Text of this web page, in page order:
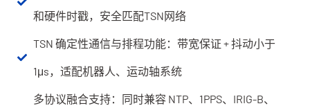
和硬件时戳，安全匹配TSN网络
TSN 确定性通信与排程功能：带宽保证 + 抖动小于
1μs，适配机器人、运动轴系统
多协议融合支持：同时兼容 NTP、1PPS、IRIG-B、